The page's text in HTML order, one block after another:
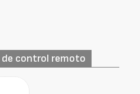
de control remoto